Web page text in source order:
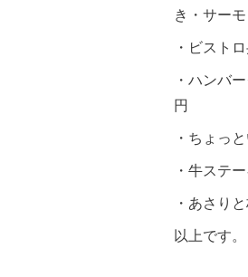
き・サー
・ビスト
・ハンバ
円
・ちょっ
・牛ステ
・あさり
以上です。